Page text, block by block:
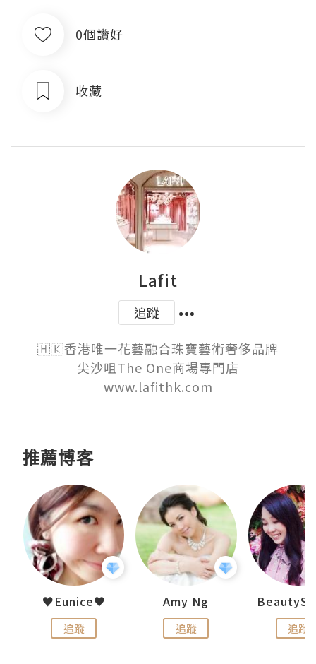
0個讚好
收藏
Lafit
追蹤
🇭🇰香港唯一花藝融合珠寶藝術奢侈品牌
尖沙咀The One商場專門店
www.lafithk.com
推薦博客
♥Eunice♥
追蹤
Amy Ng
追蹤 追蹤